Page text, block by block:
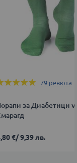
79 ревюта
за Диабетици
€/9,39 лв.